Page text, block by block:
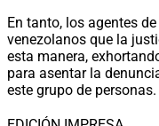
En tanto, los agentes
venezolanos que la
esta manera,
para asentar la
este grupo de